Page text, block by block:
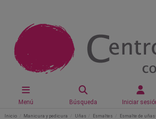
Menú Búsqueda Iniciar
Inicio Manicura y pedicura Uñas Esmaltes Esmalte de uñas